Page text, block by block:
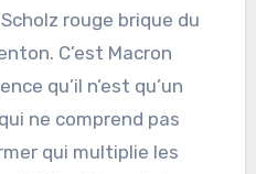
rouge brique du
C’est Macron
qu’il n’est qu’un
ne comprend pas
qui multiplie les